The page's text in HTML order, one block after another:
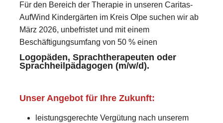
Für den Bereich der Therapie in unseren Caritas-
AufWind Kindergärten im Kreis Olpe suchen wir ab
März 2026, unbefristet und mit einem
Beschäftigungsumfang von 50 % einen
Logopäden, Sprachtherapeuten oder
Sprachheilpädagogen (m/w/d).
Unser Angebot für Ihre Zukunft:
leistungsgerechte Vergütung nach unserem